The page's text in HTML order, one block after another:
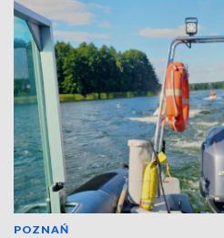
POZNAŃ